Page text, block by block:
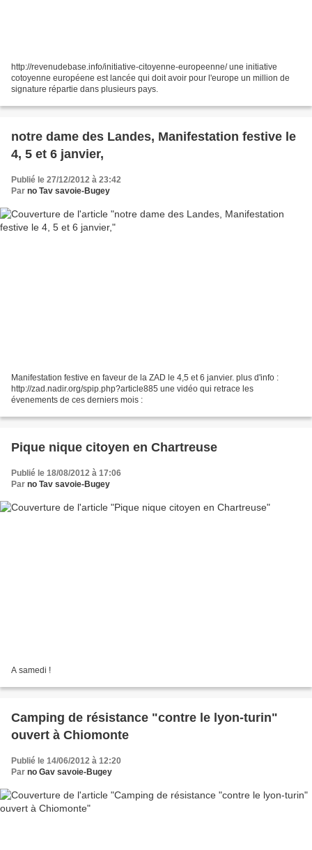
http://revenudebase.info/initiative-citoyenne-europeenne/ une initiative
cotoyenne européene est lancée qui doit avoir pour l'europe un million de
signature répartie dans plusieurs pays.
notre dame des Landes, Manifestation festive le
4, 5 et 6 janvier,
Publié le 27/12/2012 à 23:42
Par no Tav savoie-Bugey
Manifestation festive en faveur de la ZAD le 4,5 et 6 janvier. plus d'info :
http://zad.nadir.org/spip.php?article885 une vidéo qui retrace les
évenements de ces derniers mois :
Pique nique citoyen en Chartreuse
Publié le 18/08/2012 à 17:06
Par no Tav savoie-Bugey
A samedi !
Camping de résistance "contre le lyon-turin"
ouvert à Chiomonte
Publié le 14/06/2012 à 12:20
Par no Gav savoie-Bugey